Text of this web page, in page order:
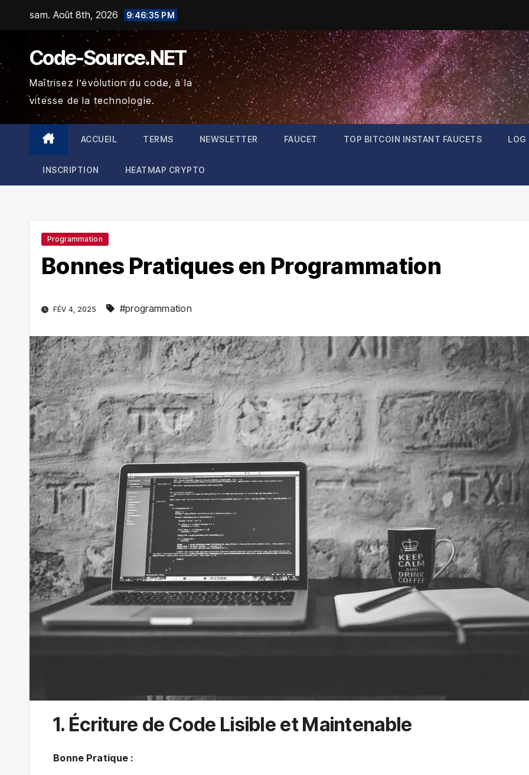
sam. Août 8th, 2026 9:46:36 PM
Code-Source.NET
Maîtrisez l’évolution du code, à la
vitesse de la technologie.
ACCUEIL TERMS NEWSLETTER FAUCET TOP BITCOIN INSTANT FAUCETS LOG
INSCRIPTION HEATMAP CRYPTO
Programmation
Bonnes Pratiques en Programmation
FÉV 4, 2025 #programmation
1. Écriture de Code Lisible et Maintenable
Bonne Pratique :
$65,003.66